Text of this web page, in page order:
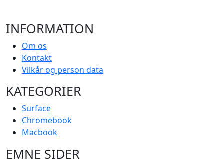
INFORMATION
Om os
Kontakt
Vilkår og person data
KATEGORIER
Surface
Chromebook
Macbook
EMNE SIDER